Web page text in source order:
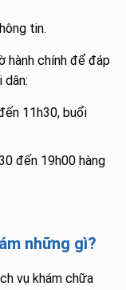
tin.
hành chính để đáp
dân:
11h30, buổi
đến 19h00 hàng
những gì?
vụ khám chữa